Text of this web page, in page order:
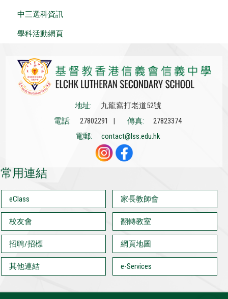
中三選科資訊
學科活動網頁
地址:
九龍窩打老道52號
電話:
27802291 | 傳真:
27823374
電郵:
contact@lss.edu.hk
常用連結
eClass 家長教師會
校友會 翻轉教室
招聘/招標 網頁地圖
其他連結 e-Services